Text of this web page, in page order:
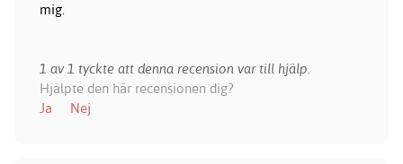
mig.
1 av 1 tyckte att denna recension var till hjälp.
Hjälpte den här recensionen dig?
Ja
Nej